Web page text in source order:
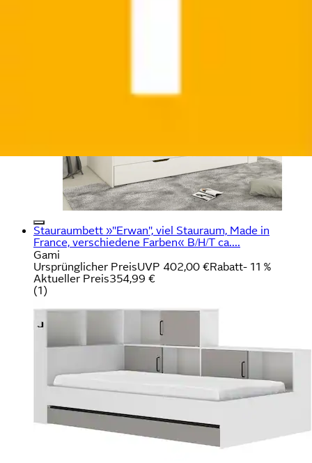
Stauraumbett »"Erwan", viel Stauraum, Made in
France, verschiedene Farben« B/H/T ca....
Gami
Ursprünglicher PreisUVP 402,00 €Rabatt- 11 %
Aktueller Preis354,99 €
(1)